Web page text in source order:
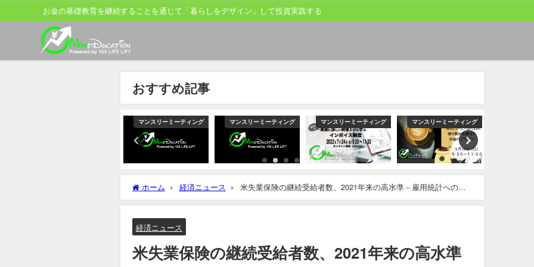
お金の基礎教育を継続することを通じて「暮らしをデザイン」して投資実践する
おすすめ記事
マンスリーミーティング マンスリーミーティング マンスリーミーティング マンスリーミーティング
ホーム 経済ニュース
米失業保険の継続受給者数、2021年来の高水準－雇用統計への影
響示唆
経済ニュース
米失業保険の継続受給者数、2021年来の高水準